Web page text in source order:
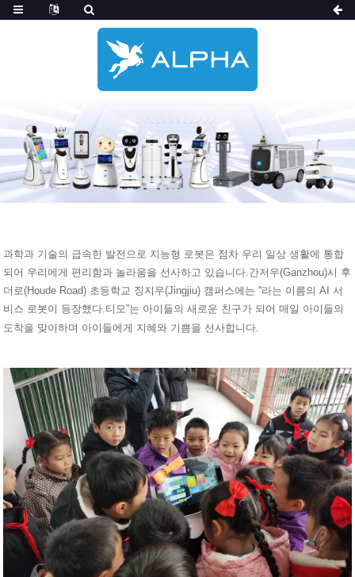
과학과 기술의 급속한 발전으로 지능형 로봇은 점차 우리 일상 생활에 통합
되어 우리에게 편리함과 놀라움을 선사하고 있습니다.간저우(Ganzhou)시 후
더로(Houde Road) 초등학교 징지우(Jingjiu) 캠퍼스에는 ''라는 이름의 AI 서
비스 로봇이 등장했다. 티모”는 아이들의 새로운 친구가 되어 매일 아이들의
도착을 맞이하며 아이들에게 지혜와 기쁨을 선사합니다.